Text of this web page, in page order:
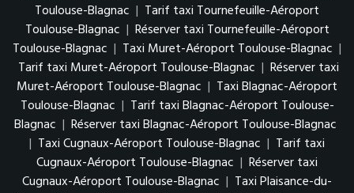
Toulouse-Blagnac | Tarif taxi Tournefeuille-Aéroport
Toulouse-Blagnac | Réserver taxi Tournefeuille-Aéroport
Toulouse-Blagnac | Taxi Muret-Aéroport Toulouse-Blagnac |
Tarif taxi Muret-Aéroport Toulouse-Blagnac | Réserver taxi
Muret-Aéroport Toulouse-Blagnac | Taxi Blagnac-Aéroport
Toulouse-Blagnac | Tarif taxi Blagnac-Aéroport Toulouse-
Blagnac | Réserver taxi Blagnac-Aéroport Toulouse-Blagnac
| Taxi Cugnaux-Aéroport Toulouse-Blagnac | Tarif taxi
Cugnaux-Aéroport Toulouse-Blagnac | Réserver taxi
Cugnaux-Aéroport Toulouse-Blagnac | Taxi Plaisance-du-